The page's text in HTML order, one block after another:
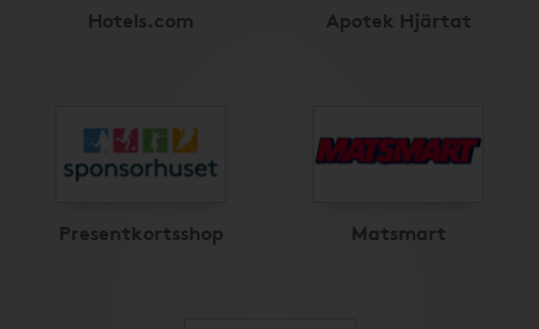
Hotels.com Apotek Hjärtat
Presentkortsshop Matsmart